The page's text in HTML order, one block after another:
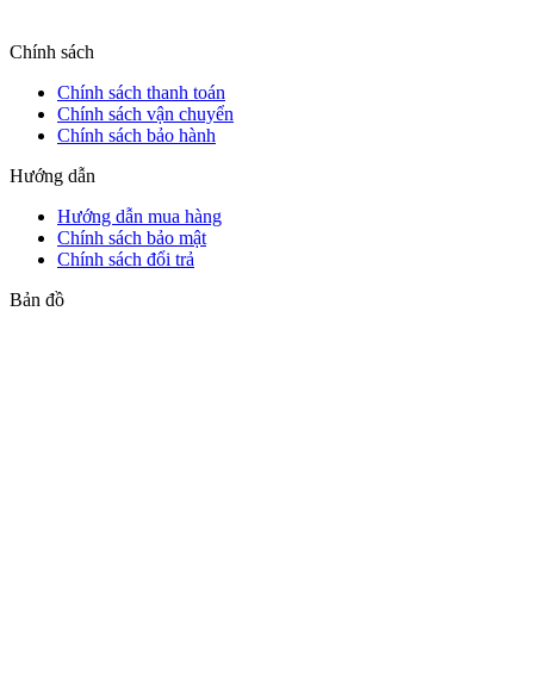
Chính sách
Chính sách thanh toán
Chính sách vận chuyển
Chính sách bảo hành
Hướng dẫn
Hướng dẫn mua hàng
Chính sách bảo mật
Chính sách đổi trả
Bản đồ